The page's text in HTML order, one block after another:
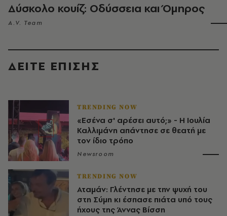
Δύσκολο κουίζ: Οδύσσεια και Όμηρος
A.V. Team
ΔΕΙΤΕ ΕΠΙΣΗΣ
TRENDING NOW
«Εσένα σ' αρέσει αυτό;» - Η Ιουλία
Καλλιμάνη απάντησε σε θεατή με
τον ίδιο τρόπο
Newsroom
TRENDING NOW
Αταμάν: Γλέντησε με την ψυχή του
στη Σύμη κι έσπασε πιάτα υπό τους
ήχους της Άννας Βίσση